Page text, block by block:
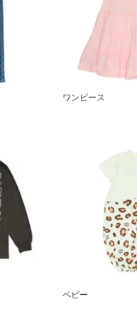
ワンピース
ベビー